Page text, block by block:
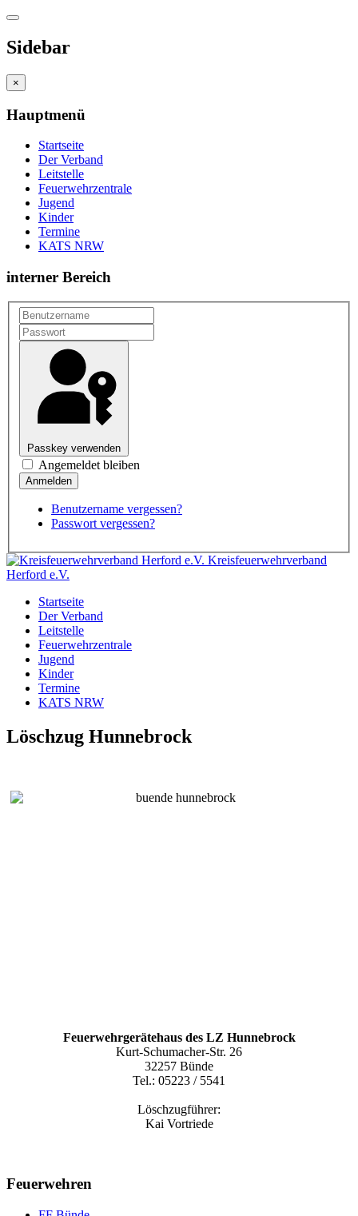
Sidebar
×
Hauptmenü
Startseite
Der Verband
Leitstelle
Feuerwehrzentrale
Jugend
Kinder
Termine
KATS NRW
interner Bereich
Passkey verwenden
Angemeldet bleiben
Benutzername vergessen?
Passwort vergessen?
Kreisfeuerwehrverband
Herford e.V.
Startseite
Der Verband
Leitstelle
Feuerwehrzentrale
Jugend
Kinder
Termine
KATS NRW
Löschzug Hunnebrock
Feuerwehrgerätehaus des LZ Hunnebrock
Kurt-Schumacher-Str. 26
32257 Bünde
Tel.: 05223 / 5541
Löschzugführer:
Kai Vortriede
Feuerwehren